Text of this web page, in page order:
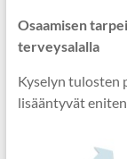
Osaamisen
terveysalalla
Kyselyn tulosten
lisääntyvät